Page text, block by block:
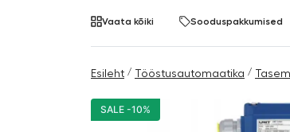
Vaata kõiki Sooduspakkumised
Esileht / Tööstusautomaatika /
SALE -10%